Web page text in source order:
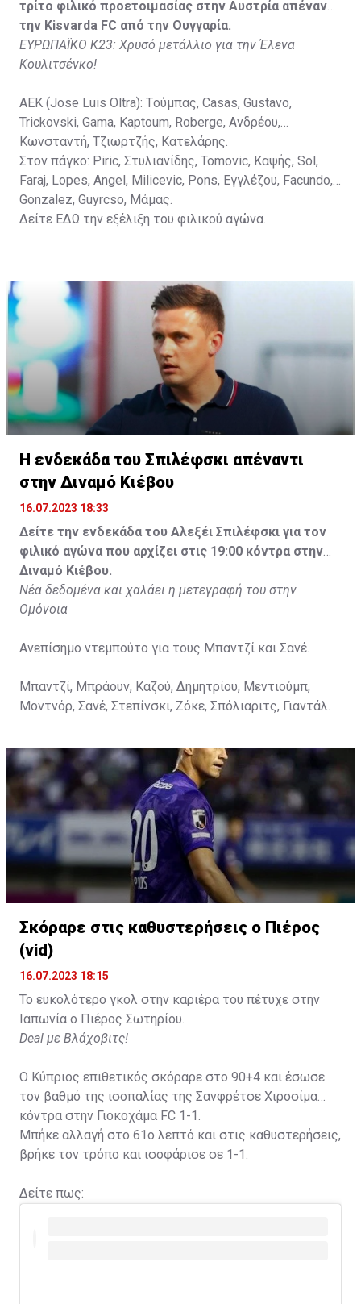
Vida, Otvos, Lucas, Camas, Mesanovic.
τρίτο φιλικό προετοιμασίας στην Αυστρία απέναντι
την Kisvarda FC από την Ουγγαρία.
ΕΥΡΩΠΑΪΚΟ Κ23: Χρυσό μετάλλιο για την Έλενα
Κουλιτσένκο!
ΑΕΚ (Jose Luis Oltra): Tούμπας, Casas, Gustavo,
Trickovski, Gama, Κaptoum, Roberge, Aνδρέου,
Κωνσταντή, Τζιωρτζής, Κατελάρης.
Στον πάγκο: Piric, Στυλιανίδης, Tomovic, Καψής, Sol,
Faraj, Lopes, Angel, Milicevic, Pons, Εγγλέζου, Facundo,
Gonzalez, Guyrcso, Μάμας.
Δείτε ΕΔΩ την εξέλιξη του φιλικού αγώνα.
Η ενδεκάδα του Σπιλέφσκι απέναντι
στην Διναμό Κιέβου
16.07.2023 18:33
Δείτε την ενδεκάδα του Αλεξέι Σπιλέφσκι για τον
φιλικό αγώνα που αρχίζει στις 19:00 κόντρα στην
Διναμό Κιέβου.
Νέα δεδομένα και χαλάει η μετεγραφή του στην
Ομόνοια
Ανεπίσημο ντεμπούτο για τους Μπαντζί και Σανέ.
Μπαντζί, Μπράουν, Καζού, Δημητρίου, Μεντιούμπ,
Μοντνόρ, Σανέ, Στεπίνσκι, Ζόκε, Σπόλιαριτς, Γιαντάλ.
Σκόραρε στις καθυστερήσεις ο Πιέρος
(vid)
16.07.2023 18:15
Το ευκολότερο γκολ στην καριέρα του πέτυχε στην
Ιαπωνία ο Πιέρος Σωτηρίου.
Deal με Βλάχοβιτς!
Ο Κύπριος επιθετικός σκόραρε στο 90+4 και έσωσε
τον βαθμό της ισοπαλίας της Σανφρέτσε Χιροσίμα
κόντρα στην Γιοκοχάμα FC 1-1.
Μπήκε αλλαγή στο 61ο λεπτό και στις καθυστερήσεις,
βρήκε τον τρόπο και ισοφάρισε σε 1-1.
Δείτε πως: